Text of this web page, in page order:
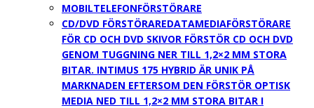
MOBILTELEFONFÖRSTÖRARE
CD/DVD FÖRSTÖRAREDATAMEDIAFÖRSTÖRARE
FÖR CD OCH DVD SKIVOR FÖRSTÖR CD OCH DVD
GENOM TUGGNING NER TILL 1,2×2 MM STORA
BITAR. INTIMUS 175 HYBRID ÄR UNIK PÅ
MARKNADEN EFTERSOM DEN FÖRSTÖR OPTISK
MEDIA NED TILL 1,2×2 MM STORA BITAR I